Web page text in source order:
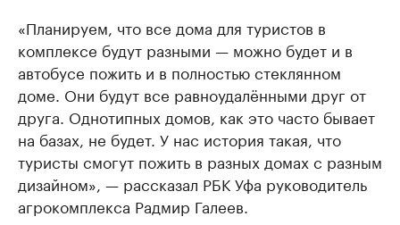
«Планируем, что все дома для туристов в
комплексе будут разными — можно будет и в
автобусе пожить и в полностью стеклянном
доме. Они будут все равноудалёнными друг от
друга. Однотипных домов, как это часто бывает
на базах, не будет. У нас история такая, что
туристы смогут пожить в разных домах с разным
дизайном», — рассказал РБК Уфа руководитель
агрокомплекса Радмир Галеев.